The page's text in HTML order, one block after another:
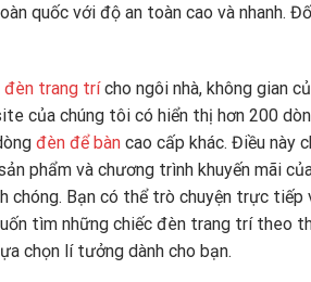
quốc với độ an toàn cao và nhanh.
đèn trang trícho ngôi nhà, không gian
của chúng tôi có hiển thị hơn 200
đèn để bàncao cấp khác. Điều này
phẩm và chương trình khuyến mãi
chóng. Bạn có thể trò chuyện trực tiếp
tìm những chiếc đèn trang trí theo
chọn lí tưởng dành cho bạn.